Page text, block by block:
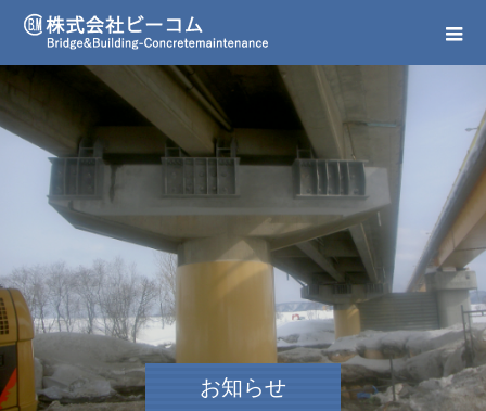
お知らせ